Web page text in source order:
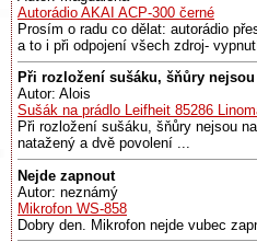
Autorádio AKAI ACP-300 černé
Prosím o radu co dělat: autorádio
a to i při odpojení všech zdroj-
Při rozložení sušáku, šňůry
Autor: Alois
Sušák na prádlo Leifheit 85286
Při rozložení sušáku, šňůry nejsou
natažený a dvě povolení ...
Nejde zapnout
Autor: neznámý
Mikrofon WS-858
Dobry den. Mikrofon nejde vubec